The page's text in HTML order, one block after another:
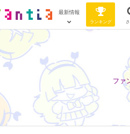
最新情報
ランキング
ファ